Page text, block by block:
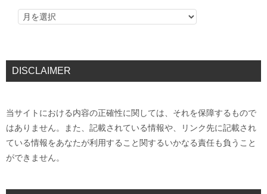
DISCLAIMER
当サイトにおける内容の正確性に関しては、それを保障するもので
はありません。また、記載されている情報や、リンク先に記載され
ている情報をあなたが利用すること関するいかなる責任も負うこと
ができません。